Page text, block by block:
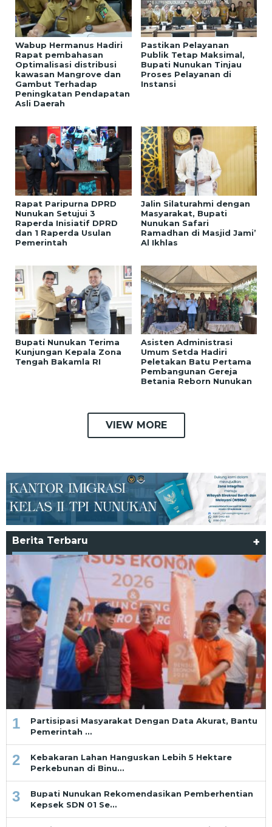
Wabup Hermanus Hadiri
Rapat pembahasan
Optimalisasi distribusi
kawasan Mangrove dan
Gambut Terhadap
Peningkatan Pendapatan
Asli Daerah
Pastikan Pelayanan
Publik Tetap Maksimal,
Bupati Nunukan Tinjau
Proses Pelayanan di
Instansi
Rapat Paripurna DPRD
Nunukan Setujui 3
Raperda Inisiatif DPRD
dan 1 Raperda Usulan
Pemerintah
Jalin Silaturahmi dengan
Masyarakat, Bupati
Nunukan Safari
Ramadhan di Masjid Jami’
Al Ikhlas
Bupati Nunukan Terima
Kunjungan Kepala Zona
Tengah Bakamla RI
Asisten Administrasi
Umum Setda Hadiri
Peletakan Batu Pertama
Pembangunan Gereja
Betania Reborn Nunukan
VIEW MORE
Berita Terbaru +
1
Partisipasi Masyarakat Dengan Data Akurat, Bantu
Pemerintah …
2
Kebakaran Lahan Hanguskan Lebih 5 Hektare
Perkebunan di Binu…
3
Bupati Nunukan Rekomendasikan Pemberhentian
Kepsek SDN 01 Se…